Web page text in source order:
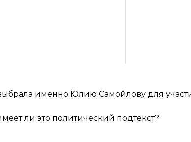
именно Юлию Самойлову для
ли это политический подтекст?